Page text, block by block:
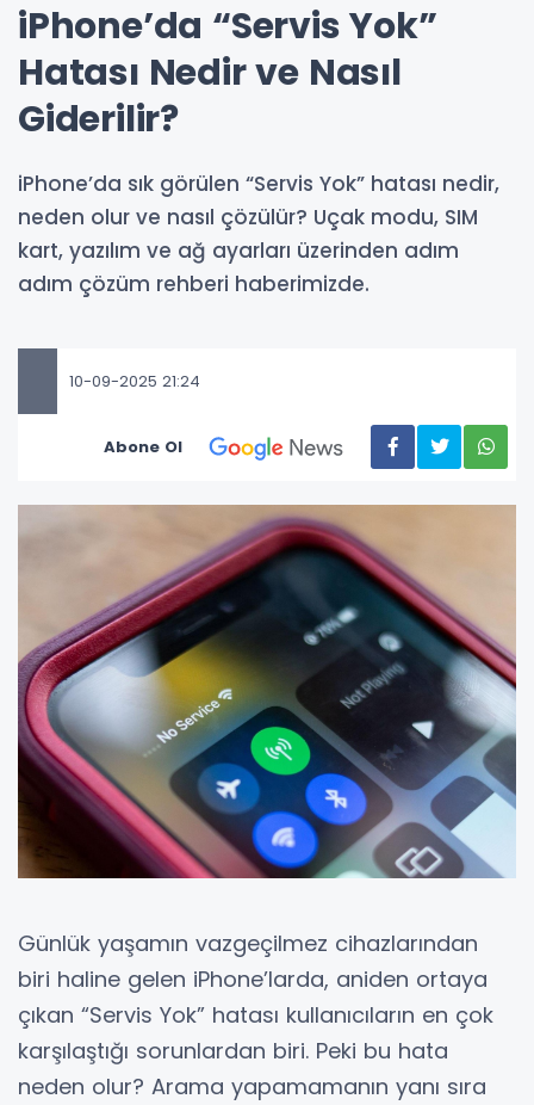
iPhone’da “Servis Yok”
Hatası Nedir ve Nasıl
Giderilir?
iPhone’da sık görülen “Servis Yok” hatası nedir,
neden olur ve nasıl çözülür? Uçak modu, SIM
kart, yazılım ve ağ ayarları üzerinden adım
adım çözüm rehberi haberimizde.
10-09-2025 21:24
Abone Ol
Günlük yaşamın vazgeçilmez cihazlarından
biri haline gelen iPhone’larda, aniden ortaya
çıkan “Servis Yok” hatası kullanıcıların en çok
karşılaştığı sorunlardan biri. Peki bu hata
neden olur? Arama yapamamanın yanı sıra